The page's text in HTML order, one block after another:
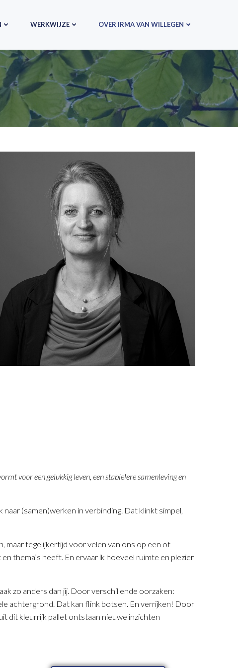
WERKWIJZE OVER IRMA VAN WILLEGEN
voor een gelukkig leven, een stabielere samenleving en
(samen)werken in verbinding. Dat klinkt simpel,
maar tegelijkertijd voor velen van ons op een of
thema’s heeft. En ervaar ik hoeveel ruimte en plezier
zo anders dan jij. Door verschillende oorzaken:
achtergrond. Dat kan flink botsen. En verrijken! Door
dit kleurrijk pallet ontstaan nieuwe inzichten